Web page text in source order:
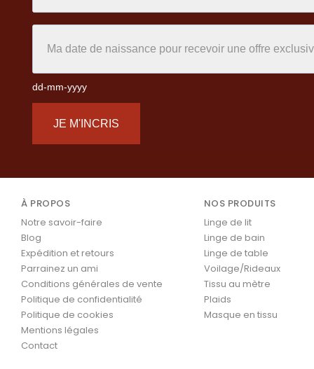
dd-mm-yyyy
JE M'INCRIS
À PROPOS
Notre savoir-faire
Blog
Expédition et retours
Parrainez un ami
Conditions générales de vente
Politique de confidentialité
Politique de cookies
Mentions légales
Contact
NOS PRODUITS
Linge de lit
Linge de bain
Linge de table
Voilage/Rideaux
Tissu au mètre
Plaids
Masque en tissu